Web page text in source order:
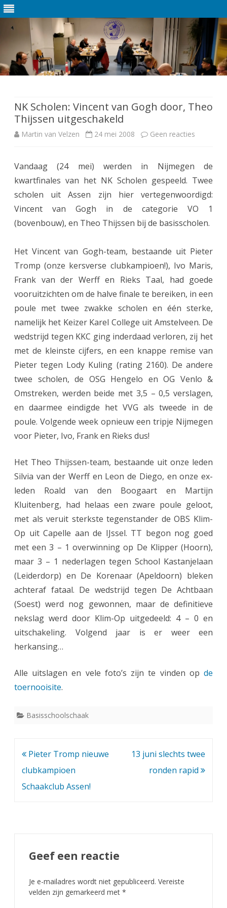
de
inhoud
NK Scholen: Vincent van Gogh door, Theo
Thijssen uitgeschakeld
Martin van Velzen 24 mei 2008 Geen reacties
S
c
l
e
n
i
n
c
e
a
n
G
g
h
d
o
o
T
h
Vandaag (24 mei) werden in Nijmegen de
kwartfinales van het NK Scholen gespeeld. Twee
scholen uit Assen zijn hier vertegenwoordigd:
Vincent van Gogh in de categorie VO 1
(bovenbouw), en Theo Thijssen bij de basisscholen.
Het Vincent van Gogh-team, bestaande uit Pieter
Tromp (onze kersverse clubkampioen!), Ivo Maris,
Frank van der Werff en Rieks Taal, had goede
vooruitzichten om de halve finale te bereiken, in een
poule met twee zwakke scholen en één sterke,
namelijk het Keizer Karel College uit Amstelveen. De
wedstrijd tegen KKC ging inderdaad verloren, zij het
met de kleinste cijfers, en een knappe remise van
Pieter tegen Lody Kuling (rating 2160). De andere
twee scholen, de OSG Hengelo en OG Venlo &
Omstreken, werden beide met 3,5 – 0,5 verslagen,
en daarmee eindigde het VVG als tweede in de
poule. Volgende week opnieuw een tripje Nijmegen
voor Pieter, Ivo, Frank en Rieks dus!
Het Theo Thijssen-team, bestaande uit onze leden
Silvia van der Werff en Leon de Diego, en onze ex-
leden Roald van den Boogaart en Martijn
Kluitenberg, had helaas een zware poule geloot,
met als veruit sterkste tegenstander de OBS Klim-
Op uit Capelle aan de IJssel. TT begon nog goed
met een 3 – 1 overwinning op De Klipper (Hoorn),
maar 3 – 1 nederlagen tegen School Kastanjelaan
(Leiderdorp) en De Korenaar (Apeldoorn) bleken
achteraf fataal. De wedstrijd tegen De Achtbaan
(Soest) werd nog gewonnen, maar de definitieve
nekslag werd door Klim-Op uitgedeeld: 4 – 0 en
uitschakeling. Volgend jaar is er weer een
herkansing…
Alle uitslagen en vele foto’s zijn te vinden op de
toernooisite.
Basisschoolschaak
Bericht
navigatie
Pieter Tromp nieuwe
clubkampioen
Schaakclub Assen!
13 juni slechts twee
ronden rapid
Geef een reactie
Je e-mailadres wordt niet gepubliceerd. Vereiste
velden zijn gemarkeerd met *